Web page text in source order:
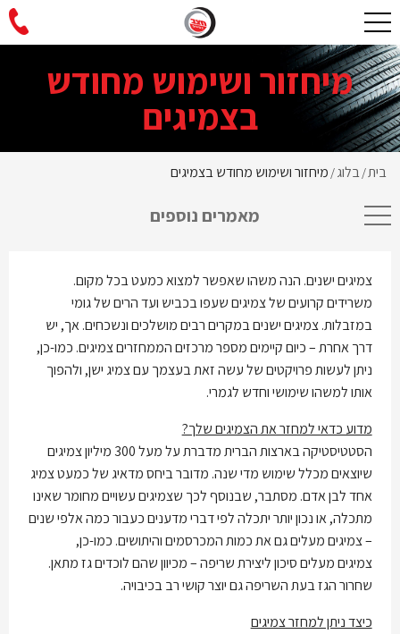
מיחזור ושימוש מחודש
בצמיגים
בית/בלוג/ מיחזור ושימוש מחודש בצמיגים
מאמרים נוספים
צמיגים ישנים. הנה משהו שאפשר למצוא כמעט בכל מקום.
משרידים קרועים של צמיגים שעפו בכביש ועד הרים של גומי
במזבלות. צמיגים ישנים במקרים רבים מושלכים ונשכחים. אך, יש
דרך אחרת – כיום קיימים מספר מרכזים הממחזרים צמיגים. כמו-כן,
ניתן לעשות פרויקטים של עשה זאת בעצמך עם צמיג ישן, ולהפוך
אותו למשהו שימושי וחדש לגמרי.
מדוע כדאי למחזר את הצמיגים שלך?
הסטטיסטיקה בארצות הברית מדברת על מעל 300 מיליון צמיגים
שיוצאים מכלל שימוש מדי שנה. מדובר ביחס מדאיג של כמעט צמיג
אחד לבן אדם. מסתבר, שבנוסף לכך שצמיגים עשויים מחומר שאינו
מתכלה, או נכון יותר יתכלה לפי דברי מדענים כעבור כמה אלפי שנים
– צמיגים מעלים גם את כמות המכרסמים והיתושים. כמו-כן,
צמיגים מעלים סיכון ליצירת שריפה – מכיוון שהם לוכדים גז מתאן.
שחרור הגז בעת השריפה גם יוצר קושי רב בכיבויה.
כיצד ניתן למחזר צמיגים